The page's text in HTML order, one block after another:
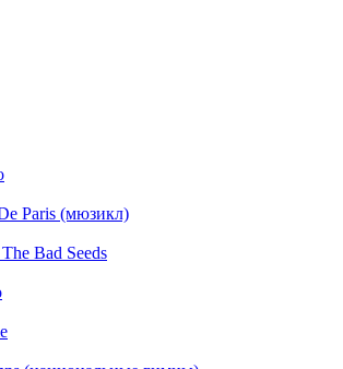
Paris (мюзикл)
Bad Seeds